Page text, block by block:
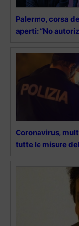
Palermo, corsa
aperti: “No
Coronavirus,
tutte le misure